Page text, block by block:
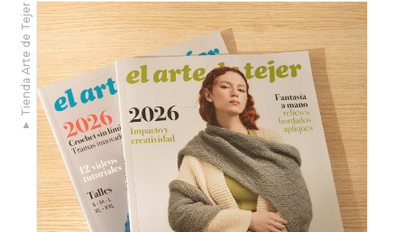
▼ Tienda Arte de Tejer